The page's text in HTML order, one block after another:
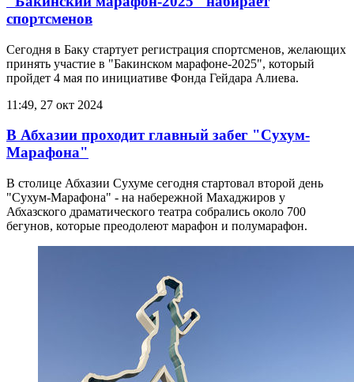
спортсменов
Сегодня в Баку стартует регистрация спортсменов, желающих
принять участие в "Бакинском марафоне-2025", который
пройдет 4 мая по инициативе Фонда Гейдара Алиева.
11:49, 27 окт 2024
В Абхазии проходит главный забег "Сухум-
Марафона"
В столице Абхазии Сухуме сегодня стартовал второй день
"Сухум-Марафона" - на набережной Махаджиров у
Абхазского драматического театра собрались около 700
бегунов, которые преодолеют марафон и полумарафон.